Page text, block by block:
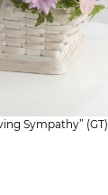
Sympathy” (GT)